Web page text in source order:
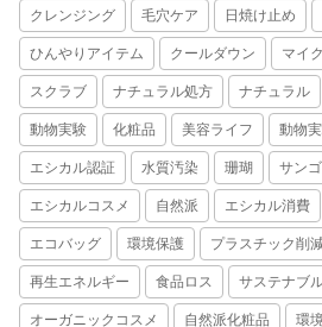
クレンジング 毛穴ケア 日焼け止め
ひんやりアイテム クールダウン マイ
スクラブ ナチュラル処方 ナチュラル
動物実験 化粧品 美容ライフ 動物
エシカル認証 水質汚染 珊瑚 サンゴ
エシカルコスメ 自然派 エシカル消費
エコバッグ 環境保護 プラスチック削
再生エネルギー 食品ロス サステナブ
オーガニックコスメ 自然派化粧品 環